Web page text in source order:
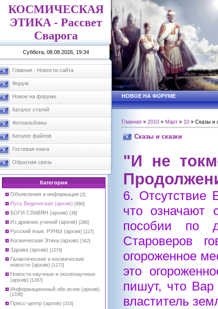
КОСМИЧЕСКАЯ
ЭТИКА - Рассвет
Сварога
Суббота, 08.08.2026, 19:34
Главная - Новости сайта
Форум
Новое на форуме
Каталог статей
Фотоальбомы
Каталог файлов
Гостевая книга
Обратная связь
Категории
Объявления и информация [2]
Русь Ведическая (архив) [990]
БОГИ СЛАВЯН (архив) [38]
Из древних учений (архив) [280]
Русский язык. РУНЫ (архив) [227]
Космическая Этика (архив) [342]
Здрава (архив) [1274]
Галактические и космические
новости (архив) [1272]
Новости научные и околонаучные
(архив) [1287]
Информационный обо всем (архив)
[1336]
Пресс-центр (архив) [333]
НОВОЕ НА ФОРУМЕ
Главная » 2010 » Март » 10 » Сказы и
Сказы и сказки
"И не
6. Отсутствие
что означают
пособии по
Староверов
огороженное
это
пишут, что
властитель